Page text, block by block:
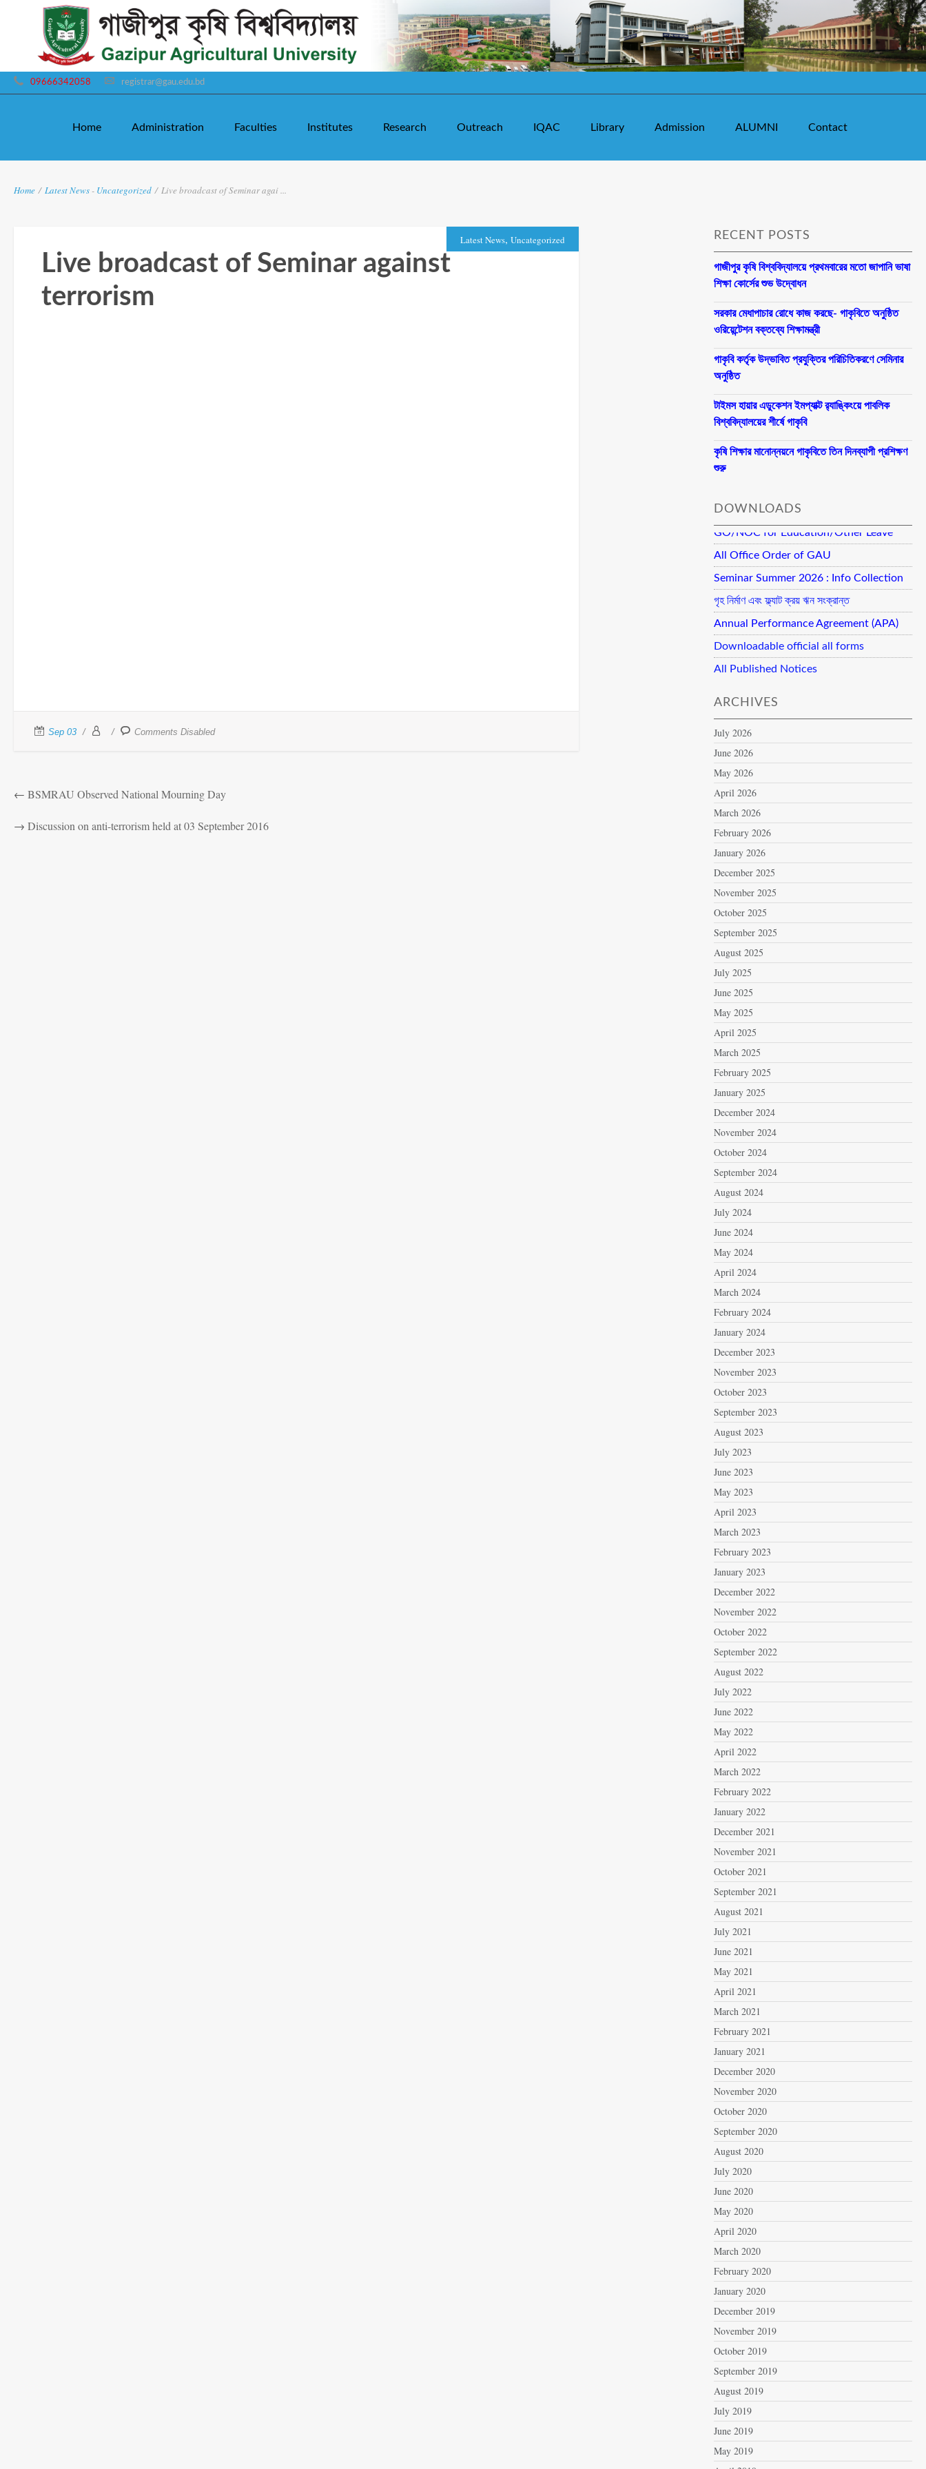
09666342058 registrar@gau.edu.bd
Home Administration Faculties Institutes Research Outreach IQAC Library Admission ALUMNI Contact
Home / Latest News - Uncategorized / Live broadcast of Seminar agai ...
Latest News, Uncategorized
Live broadcast of Seminar against
terrorism
Sep 03 Comments Disabled
← BSMRAU Observed National Mourning Day
→ Discussion on anti-terrorism held at 03 September 2016
RECENT POSTS
গাজীপুর কৃষি বিশ্ববিদ্যালয়ে প্রথমবারের মতো জাপানি ভাষা
শিক্ষা কোর্সের শুভ উদ্বোধন
সরকার মেধাপাচার রোধে কাজ করছে- গাকৃবিতে অনুষ্ঠিত
ওরিয়েন্টেশন বক্তব্যে শিক্ষামন্ত্রী
গাকৃবি কর্তৃক উদ্ভাবিত প্রযুক্তির পরিচিতিকরণে সেমিনার
অনুষ্ঠিত
টাইমস হায়ার এডুকেশন ইমপ্যাক্ট র‍্যাঙ্কিংয়ে পাবলিক
বিশ্ববিদ্যালয়ের শীর্ষে গাকৃবি
কৃষি শিক্ষার মানোন্নয়নে গাকৃবিতে তিন দিনব্যাপী প্রশিক্ষণ
শুরু
DOWNLOADS
GO/NOC for Education/Other Leave
All Office Order of GAU
Seminar Summer 2026 : Info Collection
গৃহ নির্মাণ এবং ফ্ল্যাট ক্রয় ঋন সংক্রান্ত
Annual Performance Agreement (APA)
Downloadable official all forms
All Published Notices
ARCHIVES
July 2026
June 2026
May 2026
April 2026
March 2026
February 2026
January 2026
December 2025
November 2025
October 2025
September 2025
August 2025
July 2025
June 2025
May 2025
April 2025
March 2025
February 2025
January 2025
December 2024
November 2024
October 2024
September 2024
August 2024
July 2024
June 2024
May 2024
April 2024
March 2024
February 2024
January 2024
December 2023
November 2023
October 2023
September 2023
August 2023
July 2023
June 2023
May 2023
April 2023
March 2023
February 2023
January 2023
December 2022
November 2022
October 2022
September 2022
August 2022
July 2022
June 2022
May 2022
April 2022
March 2022
February 2022
January 2022
December 2021
November 2021
October 2021
September 2021
August 2021
July 2021
June 2021
May 2021
April 2021
March 2021
February 2021
January 2021
December 2020
November 2020
October 2020
September 2020
August 2020
July 2020
June 2020
May 2020
April 2020
March 2020
February 2020
January 2020
December 2019
November 2019
October 2019
September 2019
August 2019
July 2019
June 2019
May 2019